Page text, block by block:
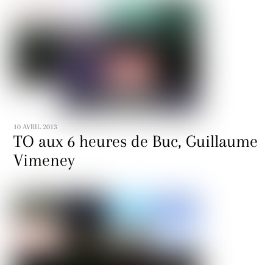
10 AVRIL 2013
TO aux 6 heures de Buc, Guillaume
Vimeney